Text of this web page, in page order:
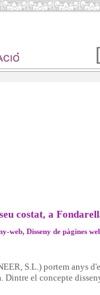
costat, a
web, Disseny de pàgines
S.L.) portem anys
Dintre el concepte